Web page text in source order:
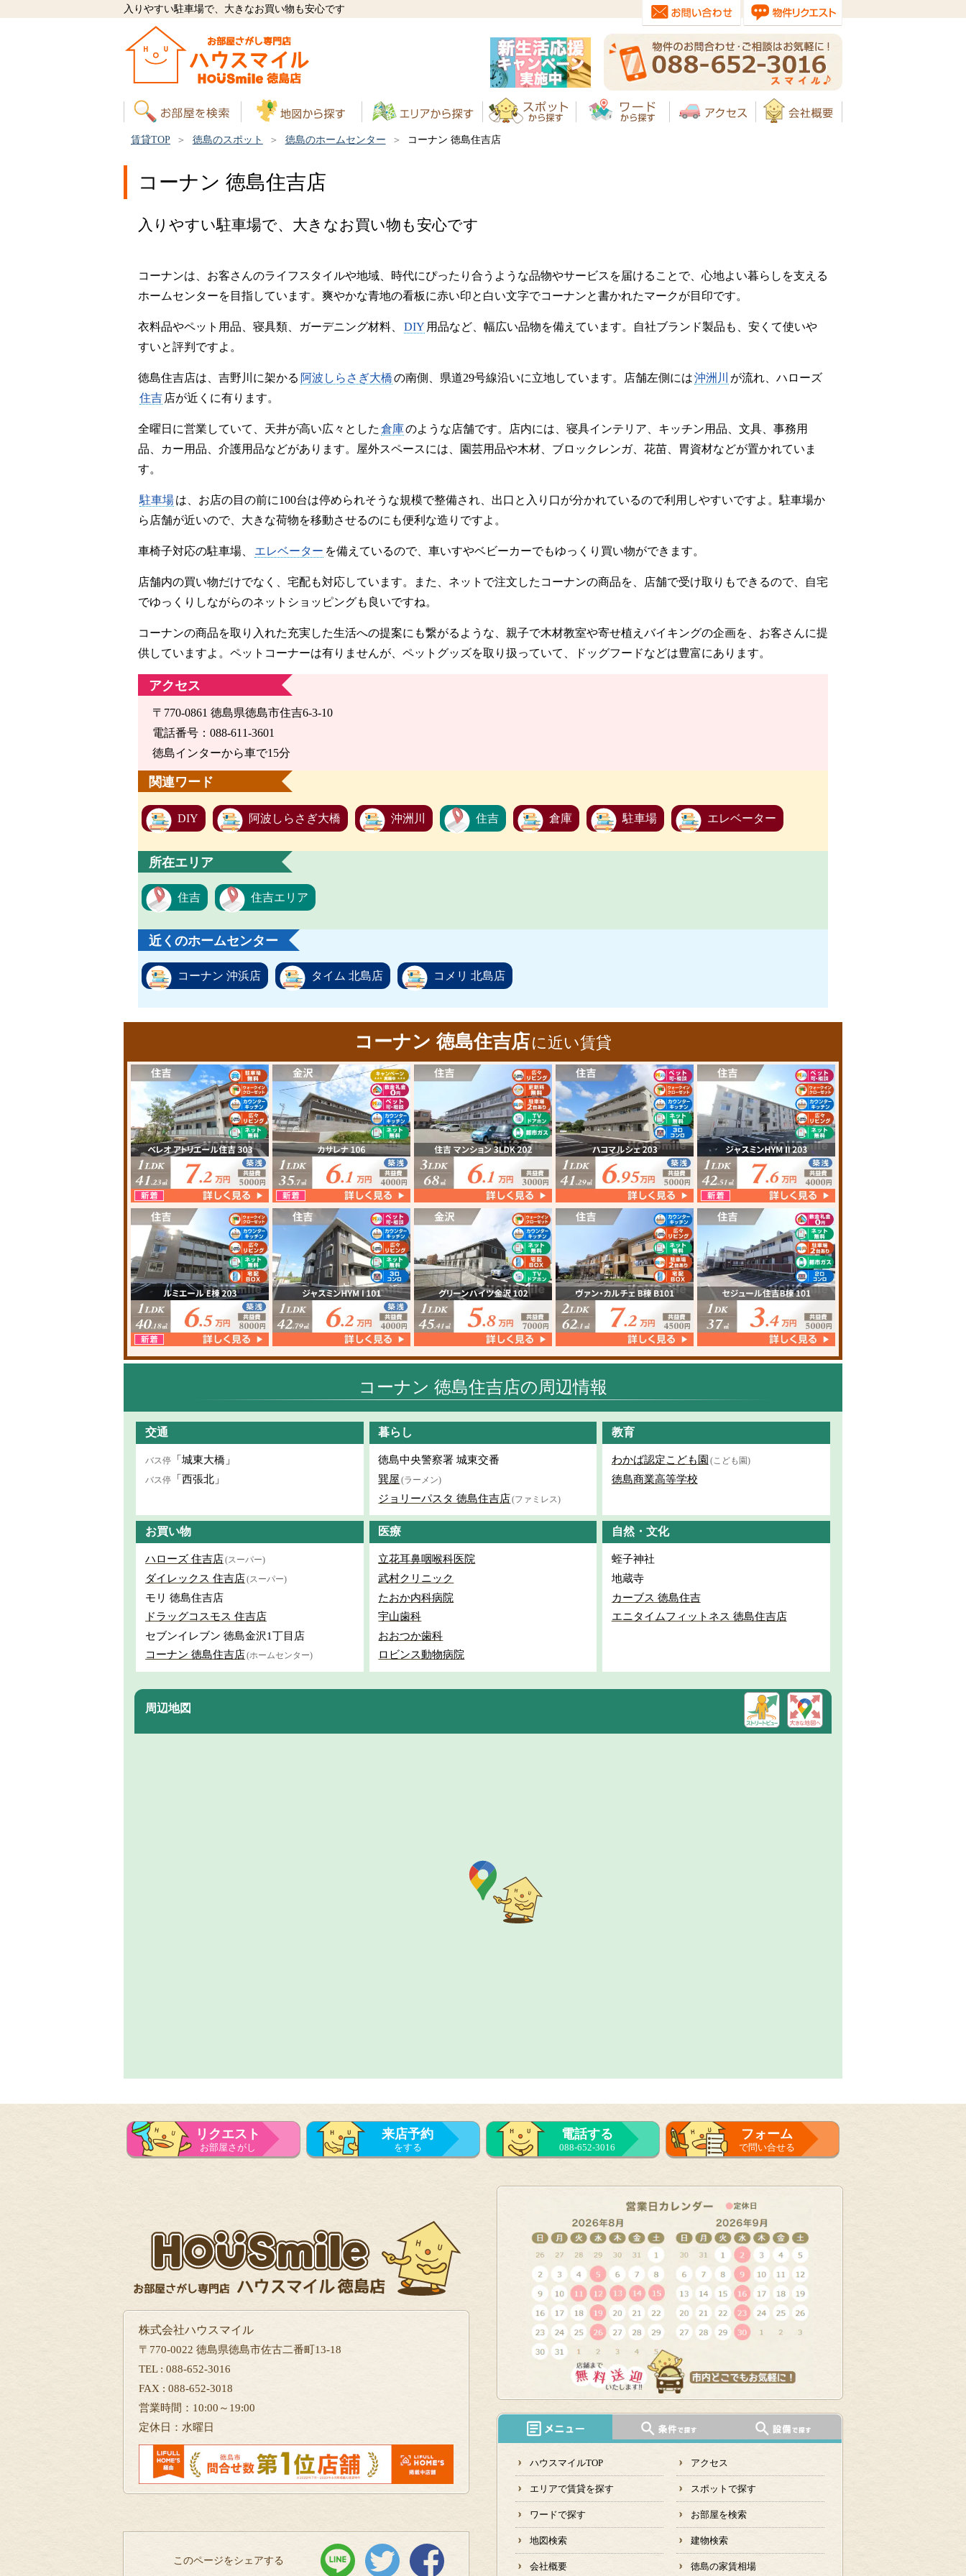
入りやすい駐車場で、大きなお買い物も安心です
賃貸TOP 徳島のスポット 徳島のホームセンター コーナン 徳島住吉店
コーナン 徳島住吉店
入りやすい駐車場で、大きなお買い物も安心です
コーナンは、お客さんのライフスタイルや地域、時代にぴったり合うような品物やサービスを届けることで、心地よい暮らしを支える
ホームセンターを目指しています。爽やかな青地の看板に赤い印と白い文字でコーナンと書かれたマークが目印です。
衣料品やペット用品、寝具類、ガーデニング材料、 DIY 用品など、幅広い品物を備えています。自社ブランド製品も、安くて使いや
すいと評判ですよ。
徳島住吉店は、吉野川に架かる 阿波しらさぎ大橋の南側、県道29号線沿いに立地しています。店舗左側には沖洲川
が流れ、ハローズ
住吉 店が近くに有ります。
全曜日に営業していて、天井が高い広々とした 倉庫のような店舗です。店内には、寝具インテリア、キッチン用品、文具、事務用
品、カー用品、介護用品などがあります。屋外スペースには、園芸用品や木材、ブロックレンガ、花苗、胃資材などが置かれていま
す。
駐車場は、お店の目の前に100台は停められそうな規模で整備され、出口と入り口が分かれているので利用しやすいですよ。駐車場か
ら店舗が近いので、大きな荷物を移動させるのにも便利な造りですよ。
車椅子対応の駐車場、 エレベーター を備えているので、車いすやベビーカーでもゆっくり買い物ができます。
店舗内の買い物だけでなく、宅配も対応しています。また、ネットで注文したコーナンの商品を、店舗で受け取りもできるので、自宅
でゆっくりしながらのネットショッピングも良いですね。
コーナンの商品を取り入れた充実した生活への提案にも繋がるような、親子で木材教室や寄せ植えバイキングの企画を、お客さんに提
供していますよ。ペットコーナーは有りませんが、ペットグッズを取り扱っていて、ドッグフードなどは豊富にあります。
アクセス
〒770-0861 徳島県徳島市住吉6-3-10
電話番号：088-611-3601
徳島インターから車で15分
関連ワード
DIY 阿波しらさぎ大橋 沖洲川 住吉 倉庫 駐車場 エレベーター
所在エリア
住吉 住吉エリア
近くのホームセンター
コーナン 沖浜店 タイム 北島店 コメリ 北島店
コーナン 徳島住吉店に近い賃貸
コーナン 徳島住吉店の周辺情報
交通
バス停 「城東大橋」
バス停 「西張北」
暮らし
徳島中央警察署 城東交番
巽屋 (ラーメン)
ジョリーパスタ 徳島住吉店(ファミレス)
教育
わかば認定こども園 (こども園)
徳島商業高等学校
お買い物
ハローズ 住吉店(スーパー)
ダイレックス 住吉店(スーパー)
モリ 徳島住吉店
ドラッグコスモス 住吉店
セブンイレブン 徳島金沢1丁目店
コーナン 徳島住吉店(ホームセンター)
医療
立花耳鼻咽喉科医院
武村クリニック
たおか内科病院
宇山歯科
おおつか歯科
ロビンス動物病院
自然・文化
蛭子神社
地蔵寺
カーブス 徳島住吉
エニタイムフィットネス 徳島住吉店
周辺地図
リクエスト
お部屋さがし
来店予約
をする
電話する
088-652-3016
フォーム
で問い合せる
株式会社ハウスマイル
〒770-0022 徳島県徳島市佐古二番町13-18
TEL : 088-652-3016
FAX : 088-652-3018
営業時間：10:00～19:00
定休日：水曜日
このページをシェアする
ハウスマイルTOP アクセス
エリアで賃貸を探す スポットで探す
ワードで探す お部屋を検索
地図検索 建物検索
会社概要 徳島の家賃相場